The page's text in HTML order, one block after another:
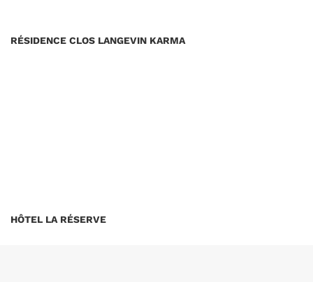
RÉSIDENCE CLOS LANGEVIN KARMA
HÔTEL LA RÉSERVE